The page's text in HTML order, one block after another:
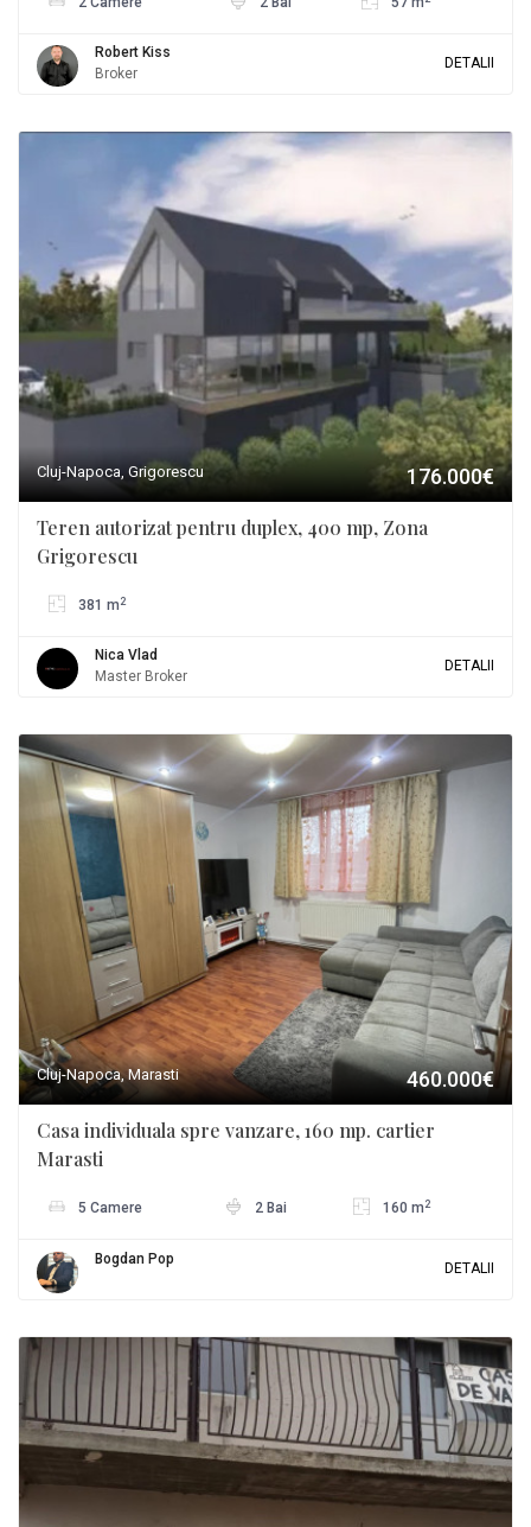
Robert Kiss
Broker
DETALII
Cluj-Napoca, Grigorescu 176.000€
Teren autorizat pentru duplex, 400 mp, Zona
Grigorescu
381 m 2
Nica Vlad
Master Broker
DETALII
Cluj-Napoca, Marasti 460.000€
Casa individuala spre vanzare, 160 mp. cartier
Marasti
5 Camere 2 Bai 160 m 2
Bogdan Pop
DETALII